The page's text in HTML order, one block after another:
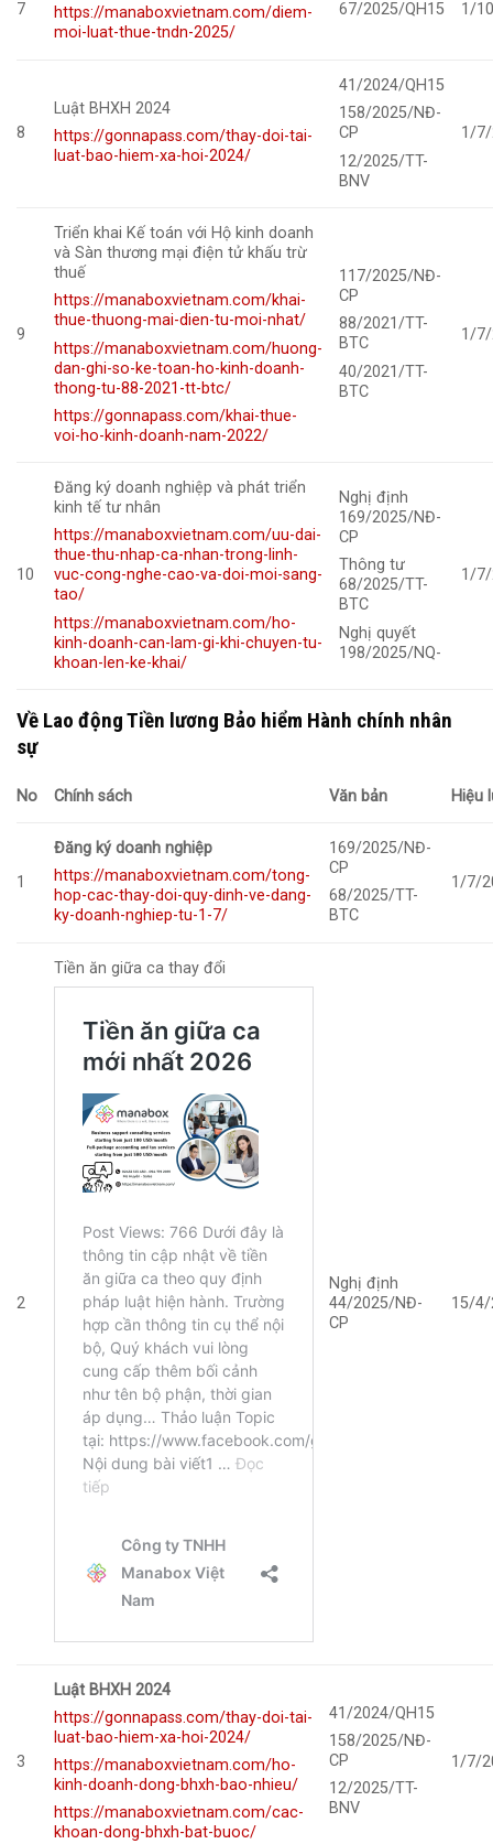
7
https://manaboxvietnam.com/diem-
moi-luat-thue-tndn-2025/
67/2025/QH15 1/
8
Luật BHXH 2024
https://gonnapass.com/thay-doi-tai-
luat-bao-hiem-xa-hoi-2024/
41/2024/QH15
158/2025/NĐ-
CP
12/2025/TT-
BNV
1/
9
Triển khai Kế toán với Hộ kinh doanh
và Sàn thương mại điện tử khấu trừ
thuế
https://manaboxvietnam.com/khai-
thue-thuong-mai-dien-tu-moi-nhat/
https://manaboxvietnam.com/huong-
dan-ghi-so-ke-toan-ho-kinh-doanh-
thong-tu-88-2021-tt-btc/
https://gonnapass.com/khai-thue-
voi-ho-kinh-doanh-nam-2022/
117/2025/NĐ-
CP
88/2021/TT-
BTC
40/2021/TT-
BTC
1/
10
Đăng ký doanh nghiệp và phát triển
kinh tế tư nhân
https://manaboxvietnam.com/uu-dai-
thue-thu-nhap-ca-nhan-trong-linh-
vuc-cong-nghe-cao-va-doi-moi-sang-
tao/
https://manaboxvietnam.com/ho-
kinh-doanh-can-lam-gi-khi-chuyen-tu-
khoan-len-ke-khai/
Nghị định
169/2025/NĐ-
CP
Thông tư
68/2025/TT-
BTC
Nghị quyết
198/2025/NQ-
1/
Về Lao động Tiền lương Bảo hiểm Hành chính nhân
sự
No Chính sách Văn bản Hiệu
1
Đăng ký doanh nghiệp
https://manaboxvietnam.com/tong-
hop-cac-thay-doi-quy-dinh-ve-dang-
ky-doanh-nghiep-tu-1-7/
169/2025/NĐ-
CP
68/2025/TT-
BTC
1/7/
2
Tiền ăn giữa ca thay đổi
Nghị định
44/2025/NĐ-
CP
15/4/
3
Luật BHXH 2024
https://gonnapass.com/thay-doi-tai-
luat-bao-hiem-xa-hoi-2024/
https://manaboxvietnam.com/ho-
kinh-doanh-dong-bhxh-bao-nhieu/
https://manaboxvietnam.com/cac-
khoan-dong-bhxh-bat-buoc/
41/2024/QH15
158/2025/NĐ-
CP
12/2025/TT-
BNV
1/7/